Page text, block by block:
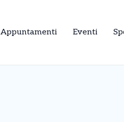
Appuntamenti Eventi